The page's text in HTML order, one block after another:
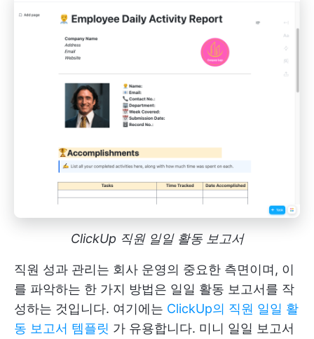
ClickUp 직원 일일 활동 보고서
직원 성과 관리는 회사 운영의 중요한 측면이며, 이
를 파악하는 한 가지 방법은 일일 활동 보고서를 작
성하는 것입니다. 여기에는 ClickUp의 직원 일일 활
동 보고서 템플릿 가 유용합니다. 미니 일일 보고서